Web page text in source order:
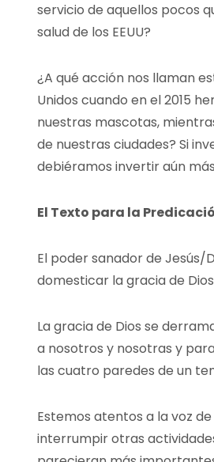
servicio de aquellos pocos
salud de los EEUU?
¿A qué acción nos llaman
Unidos cuando en el 2015
nuestras mascotas,
de nuestras ciudades? Si
debiéramos invertir aún
El Texto para la
El poder sanador de Jesús/
domesticar la gracia de
La gracia de Dios se
a nosotros y nosotras y
las cuatro paredes de un
Estemos atentos a la voz
interrumpir otras